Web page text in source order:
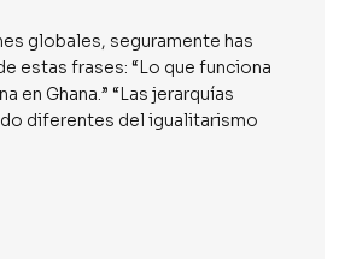
globales, seguramente has
estas frases: “Lo que funciona
en Ghana.” “Las jerarquías
diferentes del igualitarismo